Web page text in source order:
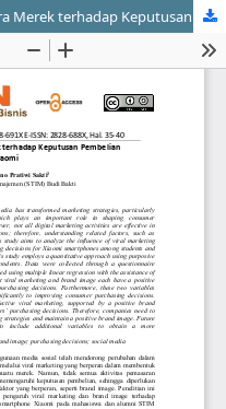
Pengaruh Viral Marketing dan Citra Merek terhadap Keputusan Pembelian Smartphone Xiaomi